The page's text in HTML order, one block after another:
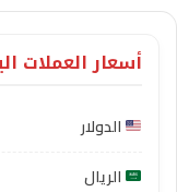
أسعار العملات
الدولار
الريال